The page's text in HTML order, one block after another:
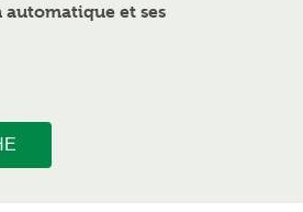
et ses